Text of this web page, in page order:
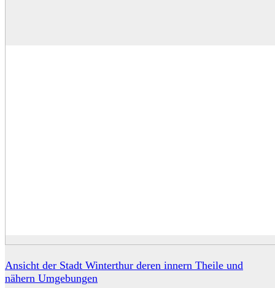
Ansicht der Stadt Winterthur deren innern Theile und
nähern Umgebungen